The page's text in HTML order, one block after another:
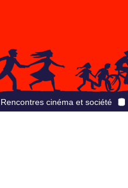
cinéma et société